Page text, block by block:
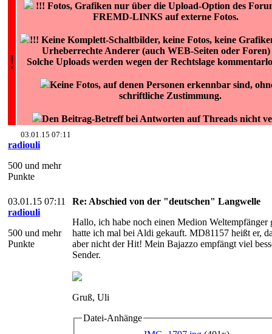
!
!!! Fotos, Grafiken nur über die Upload-Option des
FREMD-LINKS auf externe Fotos.
!!! Keine Komplett-Schaltbilder, keine Fotos, keine
Urheberrechte Anderer (auch WEB-Seiten oder Foren)
Solche Uploads werden wegen der Rechtslage
Keine Fotos, auf denen Personen erkennbar sind,
schriftliche Zustimmung.
Den Beitrag-Betreff bei Antworten auf Threads nicht
03.01.15 07:11
radiouli
500 und mehr
Punkte
03.01.15 07:11
radiouli
500 und mehr
Punkte
Re: Abschied von der "deutschen" Langwelle
Hallo, ich habe noch einen Medion Weltempfänger
hatte ich mal bei Aldi gekauft. MD81157 heißt er,
aber nicht der Hit! Mein Bajazzo empfängt viel
Sender.
Gruß, Uli
Datei-Anhänge